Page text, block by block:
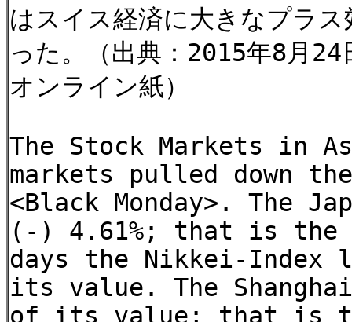
はスイス経済に大きなプラ
った。（出典：2015年8月
オンライン紙）
The Stock Markets in
markets pulled down
<Black Monday>. The
(-) 4.61%; that is the
days the Nikkei-
its value. The
of its value; that is